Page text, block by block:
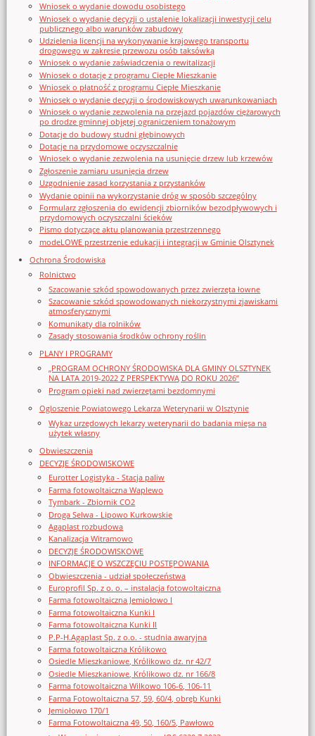
Wniosek o wydanie dowodu osobistego
Wniosek o wydanie decyzji o ustalenie lokalizacji inwestycji celu
publicznego albo warunków zabudowy
Udzielenia licencji na wykonywanie krajowego transportu
drogowego w zakresie przewozu osób taksówką
Wniosek o wydanie zaświadczenia o rewitalizacji
Wniosek o dotację z programu Ciepłe Mieszkanie
Wniosek o płatność z programu Ciepłe Mieszkanie
Wniosek o wydanie decyzji o środowiskowych uwarunkowaniach
Wniosek o wydanie zezwolenia na przejazd pojazdów ciężarowych
po drodze gminnej objętej ograniczeniem tonażowym
Dotacje do budowy studni głębinowych
Dotacje na przydomowe oczyszczalnie
Wniosek o wydanie zezwolenia na usunięcie drzew lub krzewów
Zgłoszenie zamiaru usunięcia drzew
Uzgodnienie zasad korzystania z przystanków
Wydanie opinii na wykorzystanie dróg w sposób szczególny
Formularz zgłoszenia do ewidencji zbiorników bezodpływowych i
przydomowych oczyszczalni ścieków
Pismo dotyczące aktu planowania przestrzennego
modeLOWE przestrzenie edukacji i integracji w Gminie Olsztynek
Ochrona Środowiska
Rolnictwo
Szacowanie szkód spowodowanych przez zwierzęta łowne
Szacowanie szkód spowodowanych niekorzystnymi zjawiskami
atmosferycznymi
Komunikaty dla rolników
Zasady stosowania środków ochrony roślin
PLANY I PROGRAMY
„PROGRAM OCHRONY ŚRODOWISKA DLA GMINY OLSZTYNEK
NA LATA 2019-2022 Z PERSPEKTYWĄ DO ROKU 2026”
Program opieki nad zwierzętami bezdomnymi
Ogloszenie Powiatowego Lekarza Weterynarii w Olsztynie
Wykaz urzędowych lekarzy weterynarii do badania mięsa na
użytek własny
Obwieszczenia
DECYZJE ŚRODOWISKOWE
Eurotter Logistyka - Stacja paliw
Farma fotowoltaiczna Waplewo
Tymbark - Zbiornik CO2
Droga Selwa - Lipowo Kurkowskie
Agaplast rozbudowa
Kanalizacja Witramowo
DECYZJE ŚRODOWISKOWE
INFORMACJE O WSZCZĘCIU POSTĘPOWANIA
Obwieszczenia - udział społeczeństwa
Europrofil Sp. z o. o. – instalacja fotowoltaiczna
Farma fotowoltaiczna Jemiołowo I
Farma fotowoltaiczna Kunki I
Farma fotowoltaiczna Kunki II
P.P-H.Agaplast Sp. z o.o. - studnia awaryjna
Farma fotowoltaiczna Królikowo
Osiedle Mieszkaniowe, Królikowo dz. nr 42/7
Osiedle Mieszkaniowe, Królikowo dz. nr 166/8
Farma fotowoltaiczna Wilkowo 106-6, 106-11
Farma Fotowoltaiczna 57, 59, 60/4, obręb Kunki
Jemiołowo 170/1
Farma Fotowoltaiczna 49, 50, 160/5, Pawłowo